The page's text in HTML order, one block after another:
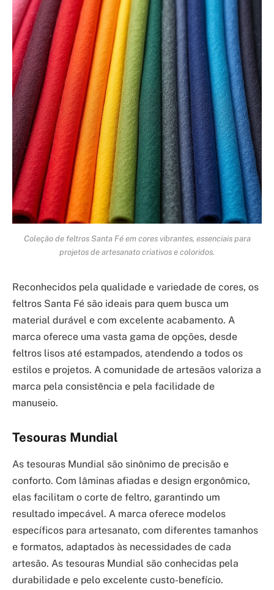
Coleção de feltros Santa Fé em cores vibrantes, essenciais para
projetos de artesanato criativos e coloridos.
Reconhecidos pela qualidade e variedade de cores, os
feltros Santa Fé são ideais para quem busca um
material durável e com excelente acabamento. A
marca oferece uma vasta gama de opções, desde
feltros lisos até estampados, atendendo a todos os
estilos e projetos. A comunidade de artesãos valoriza a
marca pela consistência e pela facilidade de
manuseio.
Tesouras Mundial
As tesouras Mundial são sinônimo de precisão e
conforto. Com lâminas afiadas e design ergonômico,
elas facilitam o corte de feltro, garantindo um
resultado impecável. A marca oferece modelos
específicos para artesanato, com diferentes tamanhos
e formatos, adaptados às necessidades de cada
artesão. As tesouras Mundial são conhecidas pela
durabilidade e pelo excelente custo-benefício.